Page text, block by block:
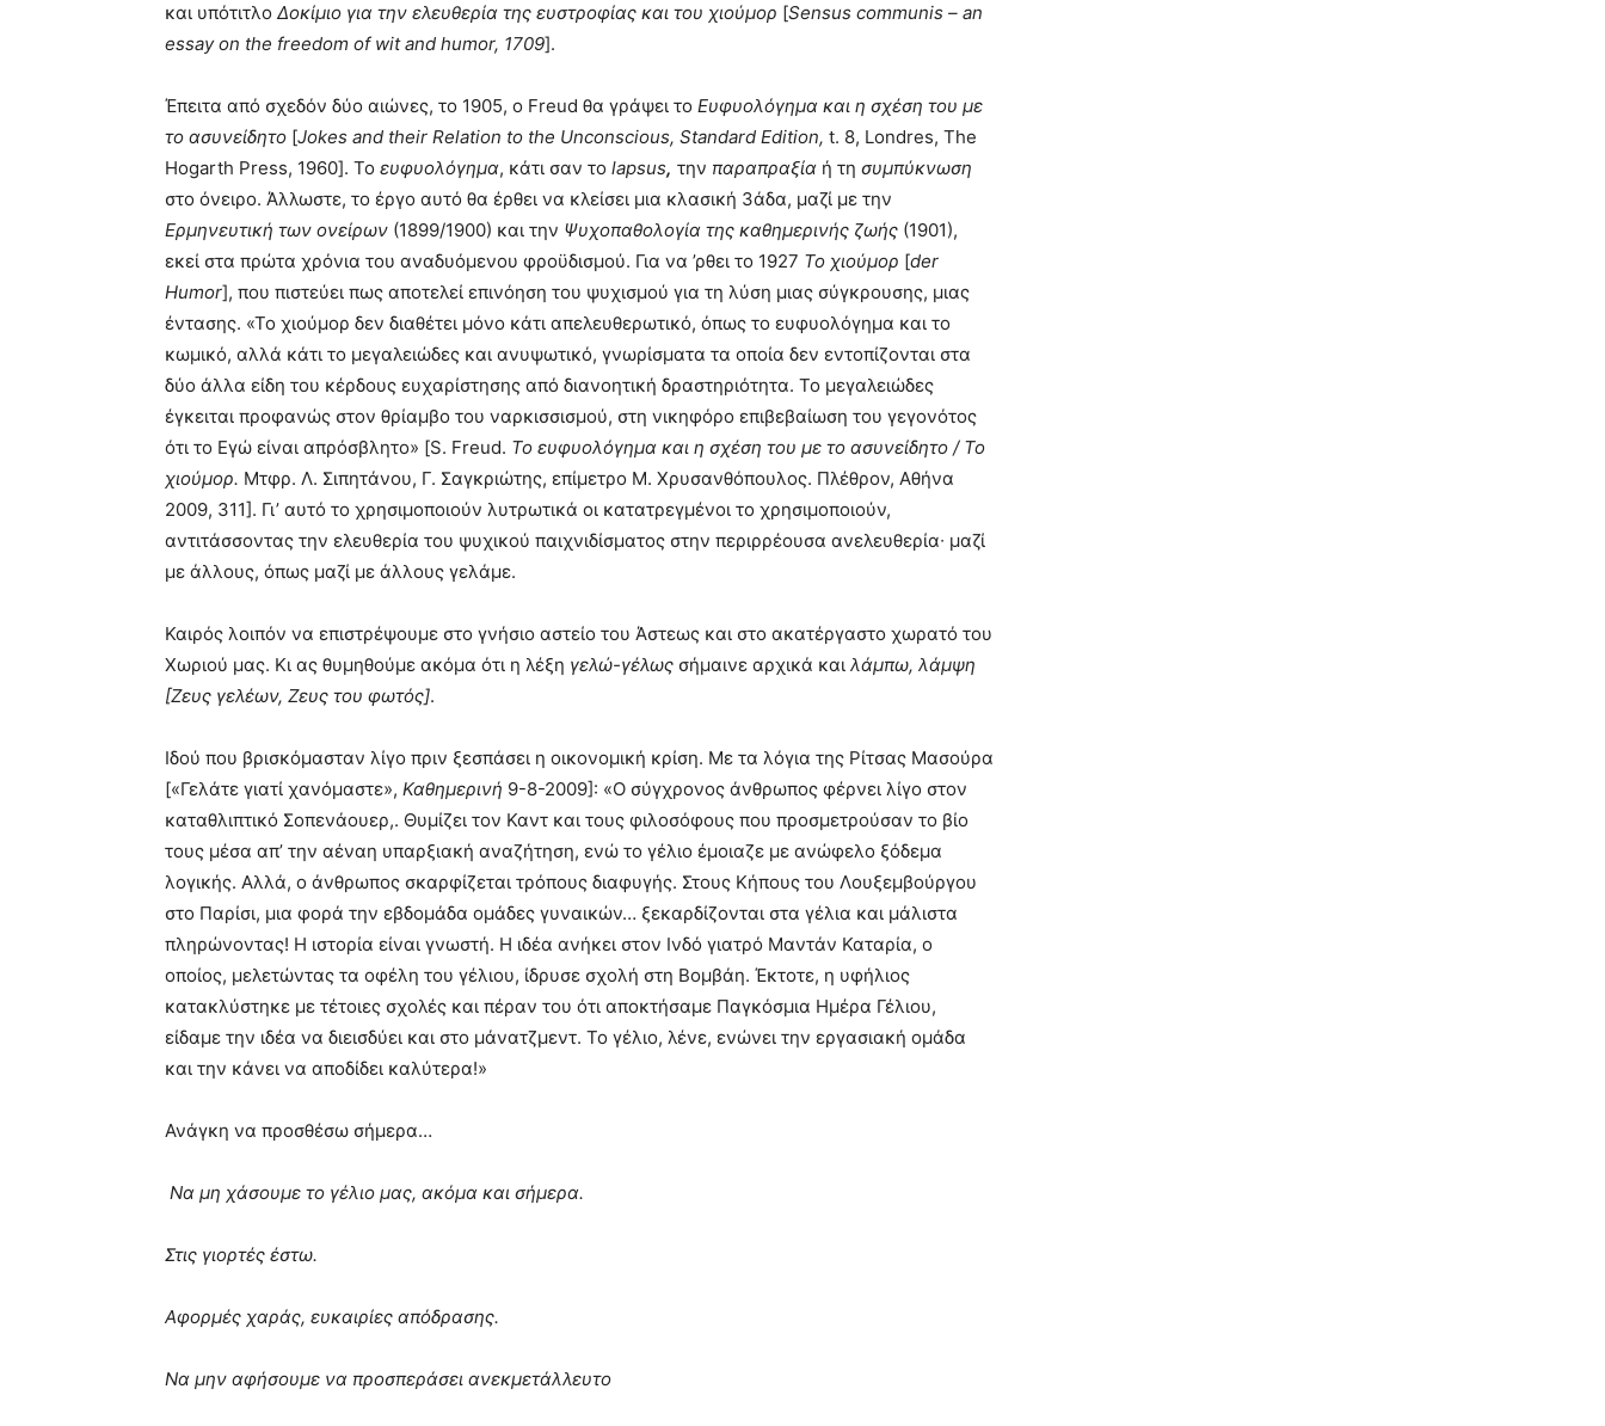
και υπότιτλο Δοκίμιο για την ελευθερία της ευστροφίας και του χιούμορ [Sensus communis – an
essay on the freedom of wit and humor, 1709].
Έπειτα από σχεδόν δύο αιώνες, το 1905, ο Freud θα γράψει το Ευφυολόγημα και η σχέση του με
το ασυνείδητο [Jokes and their Relation to the Unconscious, Standard Edition, t. 8, Londres, The
Hogarth Press, 1960]. Το ευφυολόγημα, κάτι σαν το lapsus, την παραπραξία ή τη συμπύκνωση
στο όνειρο. Άλλωστε, το έργο αυτό θα έρθει να κλείσει μια κλασική 3άδα, μαζί με την
Ερμηνευτική των ονείρων (1899/1900) και την Ψυχοπαθολογία της καθημερινής ζωής (1901),
εκεί στα πρώτα χρόνια του αναδυόμενου φροϋδισμού. Για να ’ρθει το 1927 Το χιούμορ [der
Humor], που πιστεύει πως αποτελεί επινόηση του ψυχισμού για τη λύση μιας σύγκρουσης, μιας
έντασης. «Το χιούμορ δεν διαθέτει μόνο κάτι απελευθερωτικό, όπως το ευφυολόγημα και το
κωμικό, αλλά κάτι το μεγαλειώδες και ανυψωτικό, γνωρίσματα τα οποία δεν εντοπίζονται στα
δύο άλλα είδη του κέρδους ευχαρίστησης από διανοητική δραστηριότητα. Το μεγαλειώδες
έγκειται προφανώς στον θρίαμβο του ναρκισσισμού, στη νικηφόρο επιβεβαίωση του γεγονότος
ότι το Εγώ είναι απρόσβλητο» [S. Freud. Το ευφυολόγημα και η σχέση του με το ασυνείδητο / Το
χιούμορ. Μτφρ. Λ. Σιπητάνου, Γ. Σαγκριώτης, επίμετρο Μ. Χρυσανθόπουλος. Πλέθρον, Αθήνα
2009, 311]. Γι’ αυτό το χρησιμοποιούν λυτρωτικά οι κατατρεγμένοι το χρησιμοποιούν,
αντιτάσσοντας την ελευθερία του ψυχικού παιχνιδίσματος στην περιρρέουσα ανελευθερία∙ μαζί
με άλλους, όπως μαζί με άλλους γελάμε.
Καιρός λοιπόν να επιστρέψουμε στο γνήσιο αστείο του Άστεως και στο ακατέργαστο χωρατό του
Χωριού μας. Κι ας θυμηθούμε ακόμα ότι η λέξη γελώ-γέλως σήμαινε αρχικά και λάμπω, λάμψη
[Ζευς γελέων, Ζευς του φωτός].
Ιδού που βρισκόμασταν λίγο πριν ξεσπάσει η οικονομική κρίση. Με τα λόγια της Ρίτσας Μασούρα
[«Γελάτε γιατί χανόμαστε», Καθημερινή 9-8-2009]: «Ο σύγχρονος άνθρωπος φέρνει λίγο στον
καταθλιπτικό Σοπενάουερ,. Θυμίζει τον Καντ και τους φιλοσόφους που προσμετρούσαν το βίο
τους μέσα απ’ την αέναη υπαρξιακή αναζήτηση, ενώ το γέλιο έμοιαζε με ανώφελο ξόδεμα
λογικής. Αλλά, ο άνθρωπος σκαρφίζεται τρόπους διαφυγής. Στους Κήπους του Λουξεμβούργου
στο Παρίσι, μια φορά την εβδομάδα ομάδες γυναικών… ξεκαρδίζονται στα γέλια και μάλιστα
πληρώνοντας! Η ιστορία είναι γνωστή. Η ιδέα ανήκει στον Ινδό γιατρό Μαντάν Καταρία, ο
οποίος, μελετώντας τα οφέλη του γέλιου, ίδρυσε σχολή στη Βομβάη. Έκτοτε, η υφήλιος
κατακλύστηκε με τέτοιες σχολές και πέραν του ότι αποκτήσαμε Παγκόσμια Ημέρα Γέλιου,
είδαμε την ιδέα να διεισδύει και στο μάνατζμεντ. Το γέλιο, λένε, ενώνει την εργασιακή ομάδα
και την κάνει να αποδίδει καλύτερα!»
Ανάγκη να προσθέσω σήμερα…
Να μη χάσουμε το γέλιο μας, ακόμα και σήμερα.
Στις γιορτές έστω.
Αφορμές χαράς, ευκαιρίες απόδρασης.
Να μην αφήσουμε να προσπεράσει ανεκμετάλλευτο